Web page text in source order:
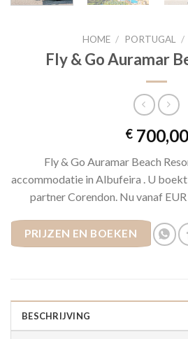
HOME / PORTUGAL /
Fly & Go Auramar
€700,00
Fly & Go Auramar Beach
accommodatie in Albufeira . U
partner Corendon. Nu vanaf
PRIJZEN EN BOEKEN
BESCHRIJVING